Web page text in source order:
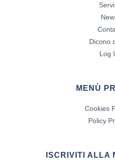
Dicono
Log
MENÙ
Cookies
Policy
ISCRIVITI ALLA